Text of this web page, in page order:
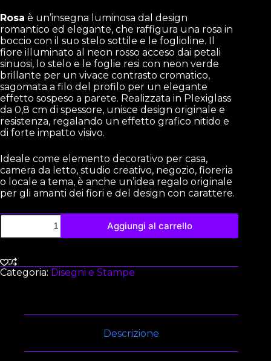
Rosa è un’insegna luminosa dal design
romantico ed elegante, che raffigura una rosa in
boccio con il suo stelo sottile e le foglioline. Il
fiore illuminato al neon rosso acceso dai petali
sinuosi, lo stelo e le foglie resi con neon verde
brillante per un vivace contrasto cromatico,
sagomata a filo del profilo per un elegante
effetto sospeso a parete. Realizzata in Plexiglass
da 0,8 cm di spessore, unisce design originale e
resistenza, regalando un effetto grafico nitido e
di forte impatto visivo.
Ideale come elemento decorativo per casa,
camera da letto, studio creativo, negozio, fioreria
o locale a tema, è anche un’idea regalo originale
per gli amanti dei fiori e del design con carattere.
Aggiungi al carrello
Categoria: Disegni e Stampe
Descrizione